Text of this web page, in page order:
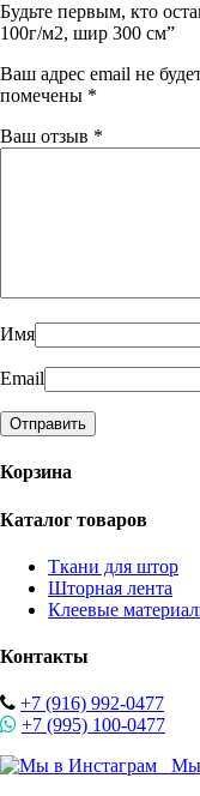
Будьте первым, кто
100г/м2, шир 300 см”
Ваш адрес email не
помечены *
Ваш отзыв *
Имя
Email
Корзина
Каталог товаров
Ткани для штор
Шторная лента
Клеевые
Контакты
+7 (916) 992-0477
+7 (995) 100-0477
Мы